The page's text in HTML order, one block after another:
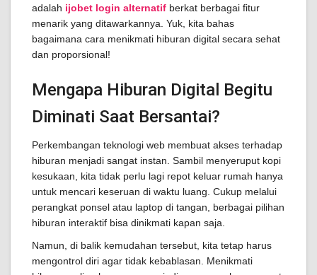
adalah ijobet login alternatif berkat berbagai fitur
menarik yang ditawarkannya. Yuk, kita bahas
bagaimana cara menikmati hiburan digital secara sehat
dan proporsional!
Mengapa Hiburan Digital Begitu
Diminati Saat Bersantai?
Perkembangan teknologi web membuat akses terhadap
hiburan menjadi sangat instan. Sambil menyeruput kopi
kesukaan, kita tidak perlu lagi repot keluar rumah hanya
untuk mencari keseruan di waktu luang. Cukup melalui
perangkat ponsel atau laptop di tangan, berbagai pilihan
hiburan interaktif bisa dinikmati kapan saja.
Namun, di balik kemudahan tersebut, kita tetap harus
mengontrol diri agar tidak kebablasan. Menikmati